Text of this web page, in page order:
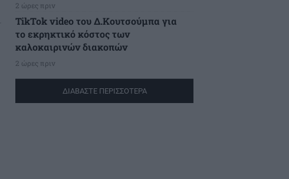
2 ώρες πριν
TikTok video του Δ.Κουτσούμπα για
το εκρηκτικό κόστος των
καλοκαιρινών διακοπών
2 ώρες πριν
ΔΙΑΒΑΣΤΕ ΠΕΡΙΣΣΟΤΕΡΑ